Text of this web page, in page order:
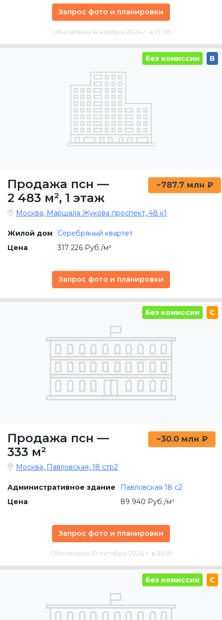
Запрос фото и планировки
Обновлено 14 ноября 2024 г. в 13:08
без комиссии B
Продажа псн —
2 483 м², 1 этаж
~787.7 млн ₽
Москва, Маршала Жукова проспект, 48 к1
Жилой дом
Серебряный квартет
Цена
317 226 Руб./м²
Запрос фото и планировки
без комиссии C
Продажа псн —
333 м²
~30.0 млн ₽
Москва, Павловская, 18 стр2
Административное здание
Павловская 18 с2
Цена
89 940 Руб./м²
Запрос фото и планировки
Обновлено 10 октября 2024 г. в 20:19
без комиссии C